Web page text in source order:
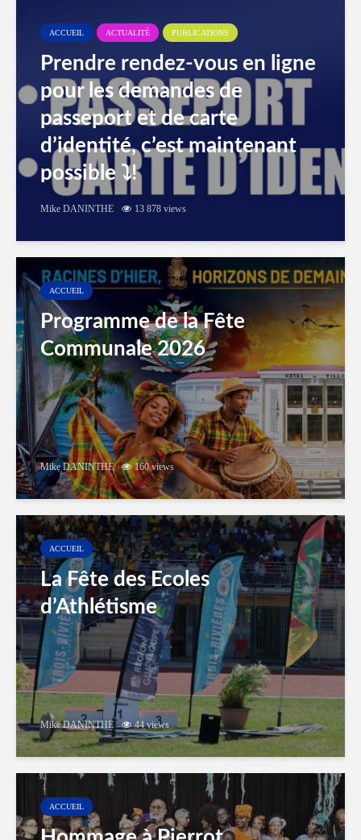
ACCUEIL ACTUALITÉ PUBLICATIONS
Prendre rendez-vous en ligne
pour les demandes de
passeport et de carte
d’identité, c’est maintenant
possible ⤵️!
Mike DANINTHE 13 878 views
ACCUEIL
Programme de la Fête
Communale 2026
Mike DANINTHE 160 views
ACCUEIL
La Fête des Ecoles
d’Athlétisme
Mike DANINTHE 44 views
ACCUEIL